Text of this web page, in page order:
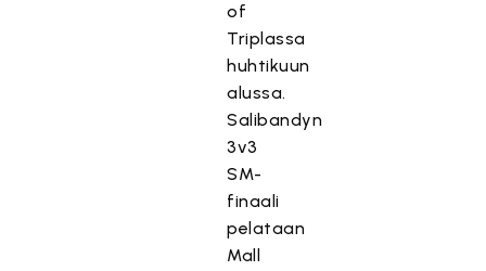
of
Triplassa
huhtikuun
alussa.
Salibandyn
3v3
SM-
finaali
pelataan
Mall